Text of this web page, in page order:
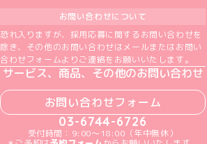
お問い合わせについて
恐れ入りますが、採用応募に関するお問い合わせを
除き、その他のお問い合わせはメールまたはお問い
合わせフォームよりご連絡をお願いいたします。
サービス、商品、その他のお問い合わせ
お問い合わせフォーム
03-6744-6726
受付時間：9:00～18:00（年中無休）